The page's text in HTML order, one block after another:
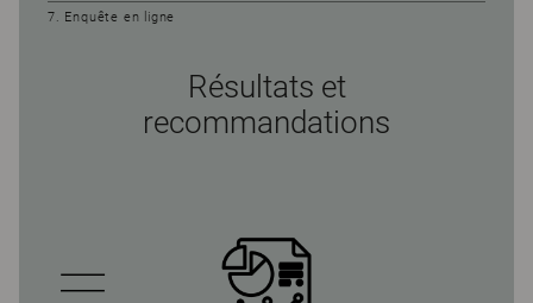
7. Enquête en ligne
Résultats et
recommandations